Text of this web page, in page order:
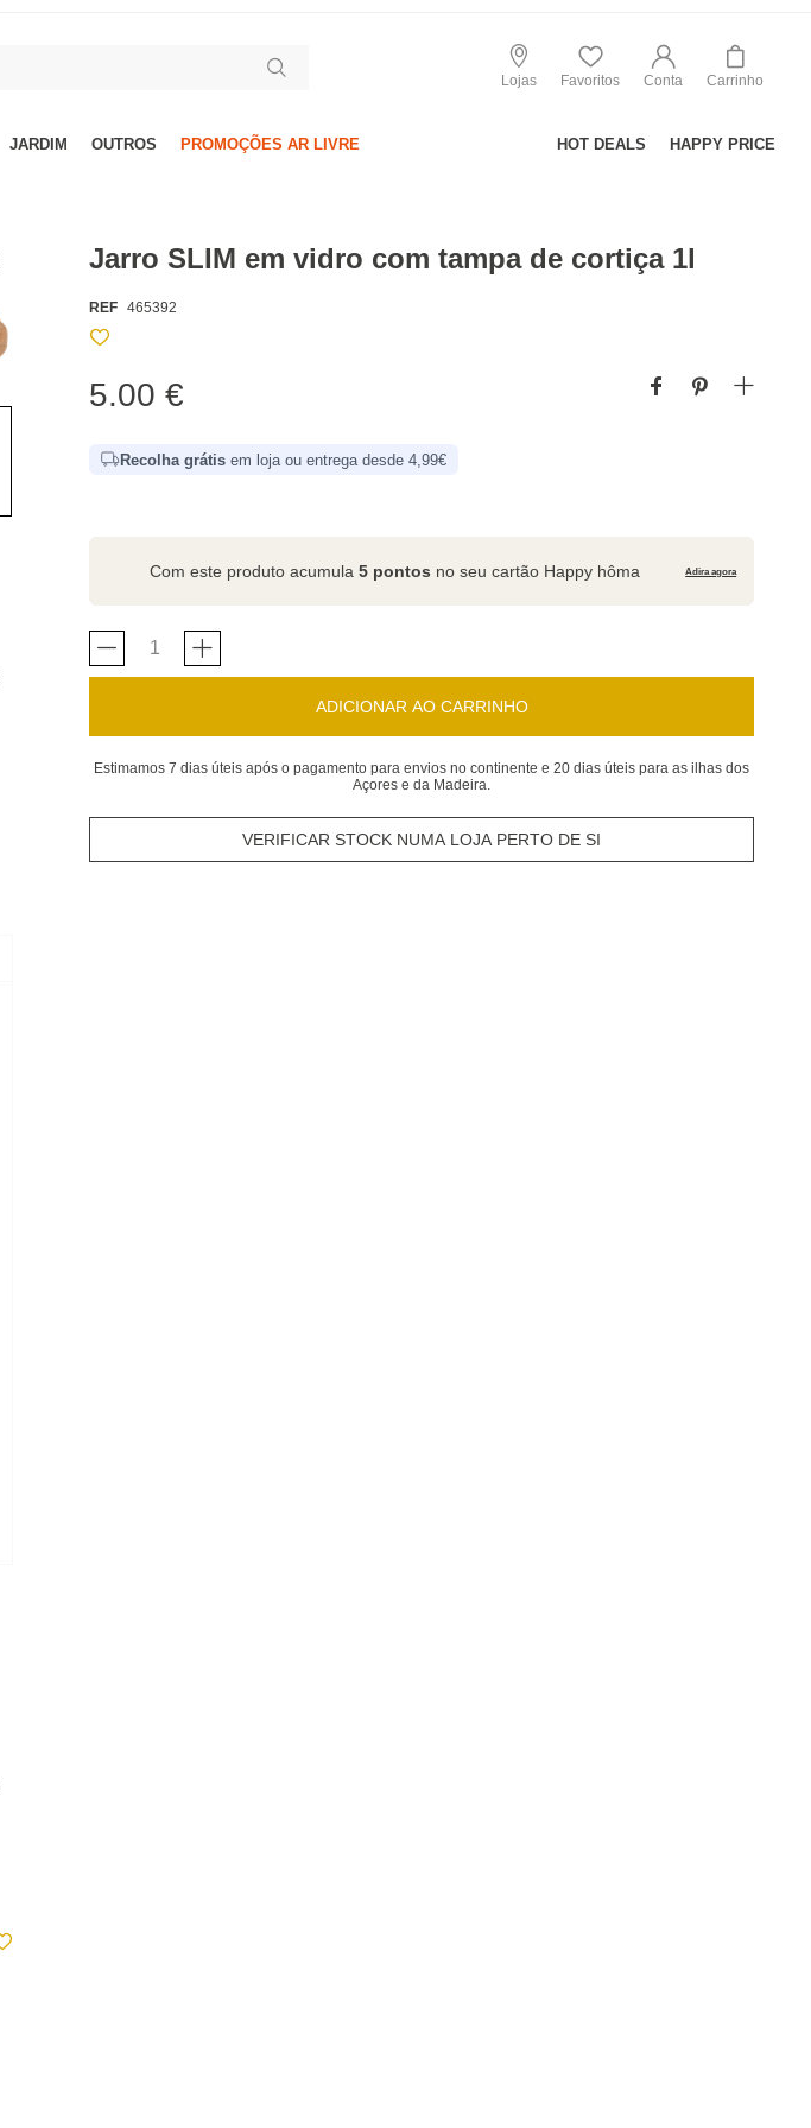
Lojas Favoritos Conta Carrinho
JARDIM OUTROS PROMOÇÕES AR LIVRE HOT DEALS HAPPY PRICE
Jarro SLIM em vidro com tampa de cortiça 1l
REF 465392
5.00 €
Recolha grátis em loja ou entrega desde 4,99€
Com este produto acumula5 pontos no seu cartão Happy hôma Adira agora
ADICIONAR AO CARRINHO
Estimamos 7 dias úteis após o pagamento para envios no continente e 20 dias úteis para as ilhas dos
Açores e da Madeira.
VERIFICAR STOCK NUMA LOJA PERTO DE SI